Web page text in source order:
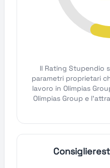
Il Rating Stupendio
parametri proprietari
lavoro in Olimpias
Olimpias Group e